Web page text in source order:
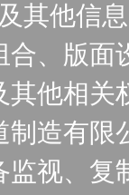
其他信
合、版面
其他相关
制造有限
监视、复